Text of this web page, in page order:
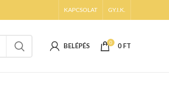
KAPCSOLAT GY.I.K.
BELÉPÉS 0 0 FT